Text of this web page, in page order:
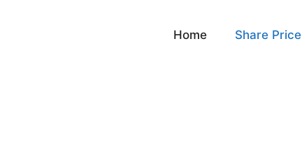
Home Share Price